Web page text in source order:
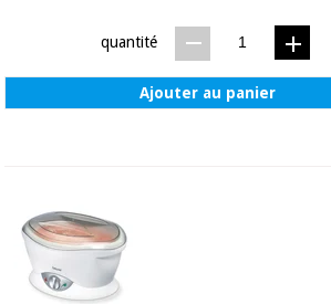
quantité
Ajouter au panier